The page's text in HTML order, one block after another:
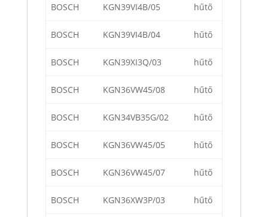
BOSCH KGN39VI4B/05 hűtő
BOSCH KGN39VI4B/04 hűtő
BOSCH KGN39XI3Q/03 hűtő
BOSCH KGN36VW45/08 hűtő
BOSCH KGN34VB35G/02 hűtő
BOSCH KGN36VW45/05 hűtő
BOSCH KGN36VW45/07 hűtő
BOSCH KGN36XW3P/03 hűtő